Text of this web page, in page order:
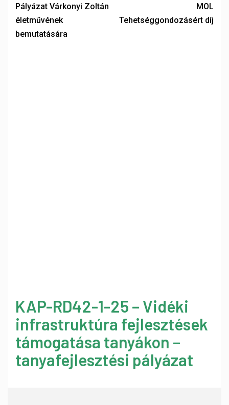
Pályázat Várkonyi Zoltán
életművének
bemutatására
MOL
Tehetséggondozásért díj
KAP-RD42-1-25 – Vidéki
infrastruktúra fejlesztések
támogatása tanyákon –
tanyafejlesztési pályázat